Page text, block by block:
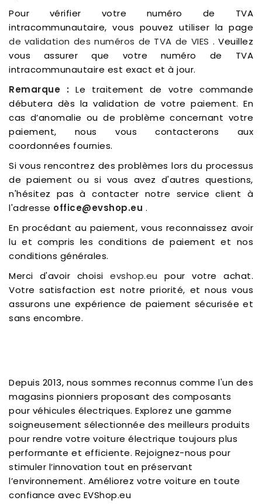
Pour vérifier votre numéro de TVA
intracommunautaire, vous pouvez utiliser la page
de validation des numéros de TVA de VIES . Veuillez
vous assurer que votre numéro de TVA
intracommunautaire est exact et à jour.
Remarque : Le traitement de votre commande
débutera dès la validation de votre paiement. En
cas d’anomalie ou de problème concernant votre
paiement, nous vous contacterons aux
coordonnées fournies.
Si vous rencontrez des problèmes lors du processus
de paiement ou si vous avez d'autres questions,
n'hésitez pas à contacter notre service client à
l'adresse office@evshop.eu .
En procédant au paiement, vous reconnaissez avoir
lu et compris les conditions de paiement et nos
conditions générales.
Merci d'avoir choisi evshop.eu pour votre achat.
Votre satisfaction est notre priorité, et nous vous
assurons une expérience de paiement sécurisée et
sans encombre.
Depuis 2013, nous sommes reconnus comme l'un des
magasins pionniers proposant des composants
pour véhicules électriques. Explorez une gamme
soigneusement sélectionnée des meilleurs produits
pour rendre votre voiture électrique toujours plus
performante et efficiente. Rejoignez-nous pour
stimuler l’innovation tout en préservant
l’environnement. Améliorez votre voiture en toute
confiance avec EVShop.eu